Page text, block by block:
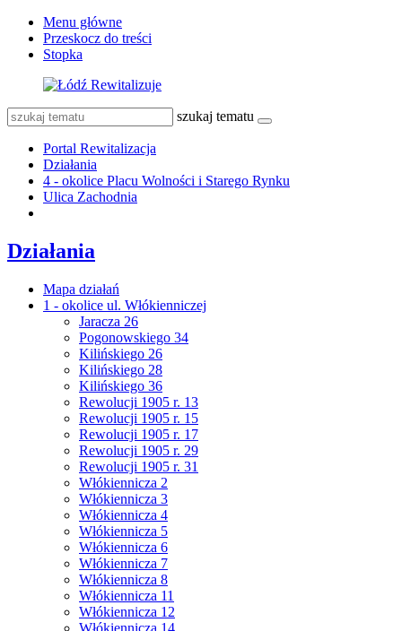
Menu główne
Przeskocz do treści
Stopka
szukaj tematu
Portal Rewitalizacja
Działania
4 - okolice Placu Wolności i Starego Rynku
Ulica Zachodnia
Działania
Mapa działań
1 - okolice ul. Włókienniczej
Jaracza 26
Pogonowskiego 34
Kilińskiego 26
Kilińskiego 28
Kilińskiego 36
Rewolucji 1905 r. 13
Rewolucji 1905 r. 15
Rewolucji 1905 r. 17
Rewolucji 1905 r. 29
Rewolucji 1905 r. 31
Włókiennicza 2
Włókiennicza 3
Włókiennicza 4
Włókiennicza 5
Włókiennicza 6
Włókiennicza 7
Włókiennicza 8
Włókiennicza 11
Włókiennicza 12
Włókiennicza 14